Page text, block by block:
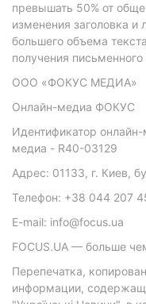
превышать 50% от
изменения заголовка и
большего объема
получения
ООО «ФОКУС МЕДИА»
Онлайн-медиа ФОКУС
Идентификатор
медиа - R40-03129
Адрес: 01133, г. Киев,
Телефон: +38 044 207
E-mail: info@focus.ua
FOCUS.UA — больше
Перепечатка,
информации,